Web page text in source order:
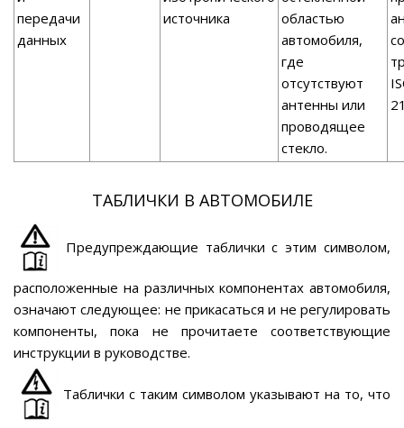
передачи
данных
источника
областью
автомобиля,
где
отсутствуют
антенны или
проводящее
стекло.
ТАБЛИЧКИ В АВТОМОБИЛЕ
Предупреждающие таблички с этим символом,
расположенные на различных компонентах автомобиля,
означают следующее: не прикасаться и не регулировать
компоненты, пока не прочитаете соответствующие
инструкции в руководстве.
Таблички с таким символом указывают на то, что